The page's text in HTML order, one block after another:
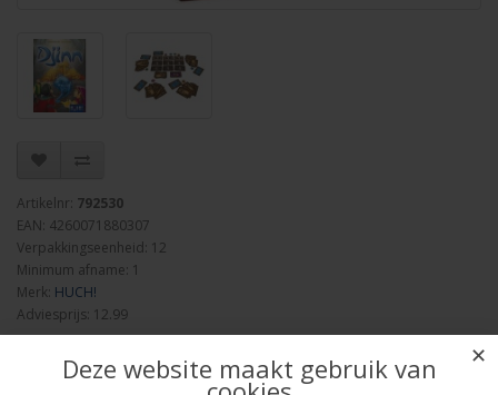
Artikelnr: 792530
EAN: 4260071880307
Verpakkingseenheid: 12
Minimum afname: 1
Merk: HUCH!
Adviesprijs: 12.99
✕
Deze website maakt gebruik van